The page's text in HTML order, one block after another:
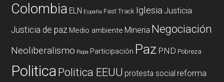
Colombia ELN España Fast Track Iglesia Justicia
Justicia de paz Medio ambiente Mineria Negociación
Neoliberalismo Papa Participación Paz PND Pobreza
PoliticaPolitica EEUU protesta social reforma